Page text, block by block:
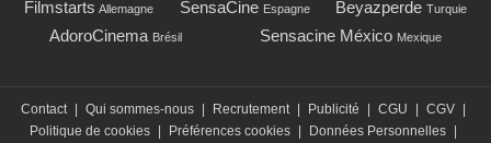
Filmstarts Allemagne SensaCine Espagne Beyazperde Turquie
AdoroCinema Brésil Sensacine México Mexique
Contact | Qui sommes-nous | Recrutement | Publicité | CGU | CGV |
Politique de cookies | Préférences cookies | Données Personnelles |